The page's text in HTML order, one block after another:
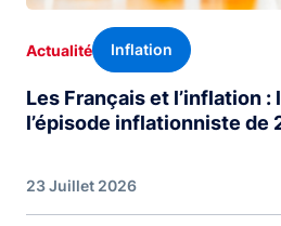
Actualité Inflation
Les Français et l’inflation :
l’épisode inflationniste de
23 Juillet 2026